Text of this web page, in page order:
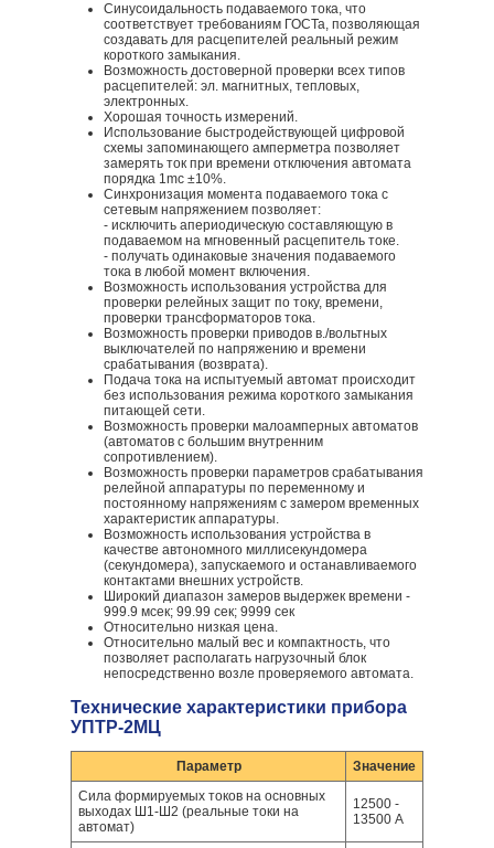
Синусоидальность подаваемого тока, что
соответствует требованиям ГОСТа, позволяющая
создавать для расцепителей реальный режим
короткого замыкания.
Возможность достоверной проверки всех типов
расцепителей: эл. магнитных, тепловых,
электронных.
Хорошая точность измерений.
Использование быстродействующей цифровой
схемы запоминающего амперметра позволяет
замерять ток при времени отключения автомата
порядка 1mc ±10%.
Синхронизация момента подаваемого тока с
сетевым напряжением позволяет:
- исключить апериодическую составляющую в
подаваемом на мгновенный расцепитель токе.
- получать одинаковые значения подаваемого
тока в любой момент включения.
Возможность использования устройства для
проверки релейных защит по току, времени,
проверки трансформаторов тока.
Возможность проверки приводов в./вольтных
выключателей по напряжению и времени
срабатывания (возврата).
Подача тока на испытуемый автомат происходит
без использования режима короткого замыкания
питающей сети.
Возможность проверки малоамперных автоматов
(автоматов с большим внутренним
сопротивлением).
Возможность проверки параметров срабатывания
релейной аппаратуры по переменному и
постоянному напряжениям с замером временных
характеристик аппаратуры.
Возможность использования устройства в
качестве автономного миллисекундомера
(секундомера), запускаемого и останавливаемого
контактами внешних устройств.
Широкий диапазон замеров выдержек времени -
999.9 мсек; 99.99 сек; 9999 сек
Относительно низкая цена.
Относительно малый вес и компактность, что
позволяет располагать нагрузочный блок
непосредственно возле проверяемого автомата.
Технические характеристики прибора
УПТР-2МЦ
Параметр
Значение
Сила формируемых токов на основных
выходах Ш1-Ш2 (реальные токи на
автомат)
12500 -
13500 А